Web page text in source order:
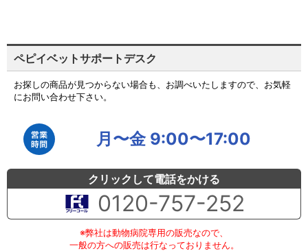
ペピイベットサポートデスク
お探しの商品が見つからない場合も、お調べいたしますので、お気軽
にお問い合わせ下さい。
月〜金 9:00〜17:00
クリックして電話をかける
0120-757-252
※弊社は動物病院専用の販売なので、
一般の方への販売は行なっておりません。